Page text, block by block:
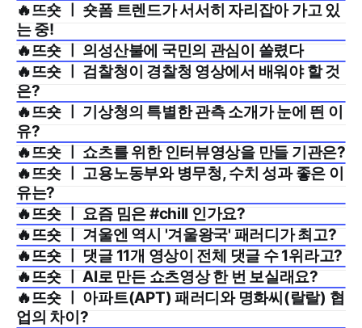
2025년 4월 1주
🔥뜨숏 ㅣ 숏폼 트렌드가 서서히 자리잡아 가고 있
는 중!
2025년 3월 4주
🔥뜨숏 ㅣ 의성산불에 국민의 관심이 쏠렸다
2025년 3월 2주
🔥뜨숏 ㅣ 검찰청이 경찰청 영상에서 배워야 할 것
은?
2025년 3월 1주
🔥뜨숏 ㅣ 기상청의 특별한 관측 소개가 눈에 띈 이
유?
2025년 2월 4주
🔥뜨숏 ㅣ 쇼츠를 위한 인터뷰영상을 만들 기관은?
2025년 2월 2주
🔥뜨숏 ㅣ 고용노동부와 병무청, 수치 성과 좋은 이
유는?
2025년 2월 1주
🔥뜨숏 ㅣ 요즘 밈은 #chill 인가요?
2025년 1월 2주
🔥뜨숏 ㅣ 겨울엔 역시 '겨울왕국' 패러디가 최고?
2024년 12월 3주
🔥뜨숏 ㅣ 댓글 11개 영상이 전체 댓글 수 1위라고?
2024년 12월 2주
🔥뜨숏 ㅣ AI로 만든 쇼츠영상 한 번 보실래요?
2024년 11월 4주
🔥뜨숏 ㅣ 아파트(APT) 패러디와 명화씨(랄랄) 협
업의 차이?